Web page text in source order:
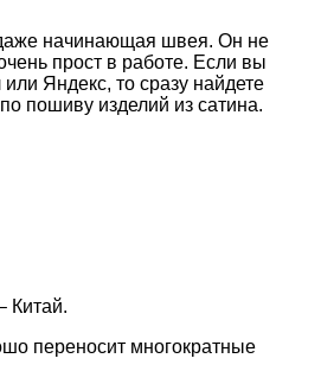
начинающая швея. Он не
прост в работе. Если вы
или Яндекс, то сразу найдете
пошиву изделий из сатина.
Китай.
переносит многократные